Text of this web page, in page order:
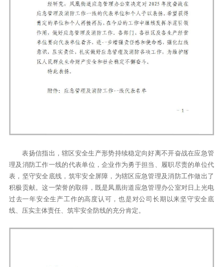
表扬信指出，辖区安全生产形势持续稳定向好离不开奋战在应急管
理及消防工作一线的代表单位，企业作为勇于担当、履职尽责的单位代
表，坚守安全底线，筑牢安全屏障，为辖区应急管理及消防工作做出了
积极贡献。这一荣誉的取得，既是凤凰街道应急管理办公室对日上光电
过去一年安全生产工作的高度认可，也是对公司长期以来坚守安全底
线、压实主体责任、筑牢安全防线的充分肯定。